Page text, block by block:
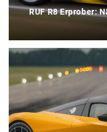
RUF R8 Erprober: